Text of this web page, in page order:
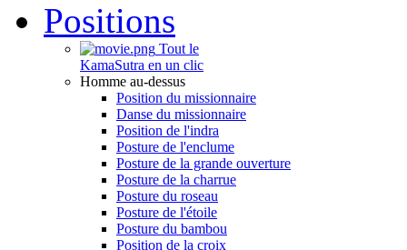
Positions
Tout le
KamaSutra en un clic
Homme au-dessus
Position du missionnaire
Danse du missionnaire
Position de l'indra
Posture de l'enclume
Posture de la grande ouverture
Posture de la charrue
Posture du roseau
Posture de l'étoile
Posture du bambou
Position de la croix